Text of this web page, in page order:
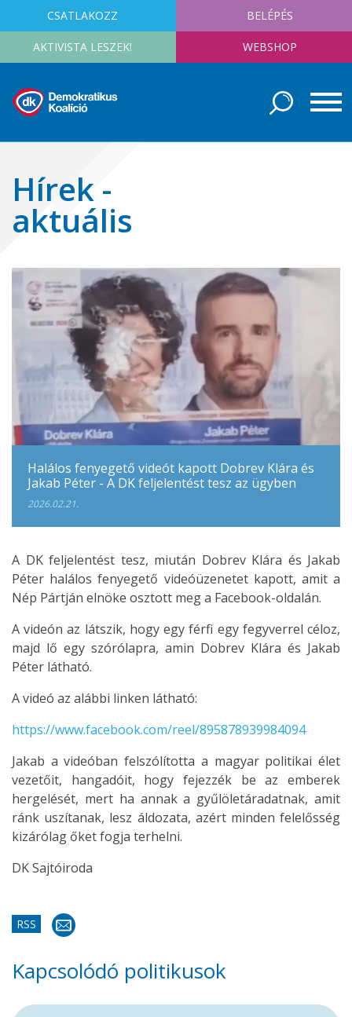
CSATLAKOZZ BELÉPÉS
AKTIVISTA LESZEK! WEBSHOP
Hírek -
aktuális
Halálos fenyegető videót kapott Dobrev Klára és
Jakab Péter - A DK feljelentést tesz az ügyben
2026.02.21.
A DK feljelentést tesz, miután Dobrev Klára és Jakab
Péter halálos fenyegető videóüzenetet kapott, amit a
Nép Pártján elnöke osztott meg a Facebook-oldalán.
A videón az látszik, hogy egy férfi egy fegyverrel céloz,
majd lő egy szórólapra, amin Dobrev Klára és Jakab
Péter látható.
A videó az alábbi linken látható:
https://www.facebook.com/reel/895878939984094
Jakab a videóban felszólította a magyar politikai élet
vezetőit, hangadóit, hogy fejezzék be az emberek
hergelését, mert ha annak a gyűlöletáradatnak, amit
ránk uszítanak, lesz áldozata, azért minden felelősség
kizárólag őket fogja terhelni.
DK Sajtóiroda
RSS
Kapcsolódó politikusok